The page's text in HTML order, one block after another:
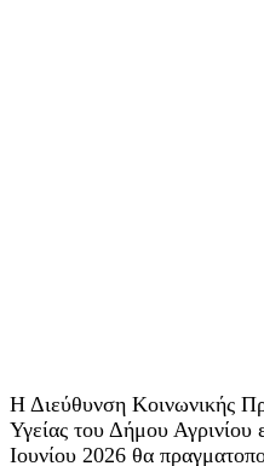
Η Διεύθυνση Κοινωνικής
Υγείας του Δήμου Αγρινίου
Ιουνίου 2026 θα